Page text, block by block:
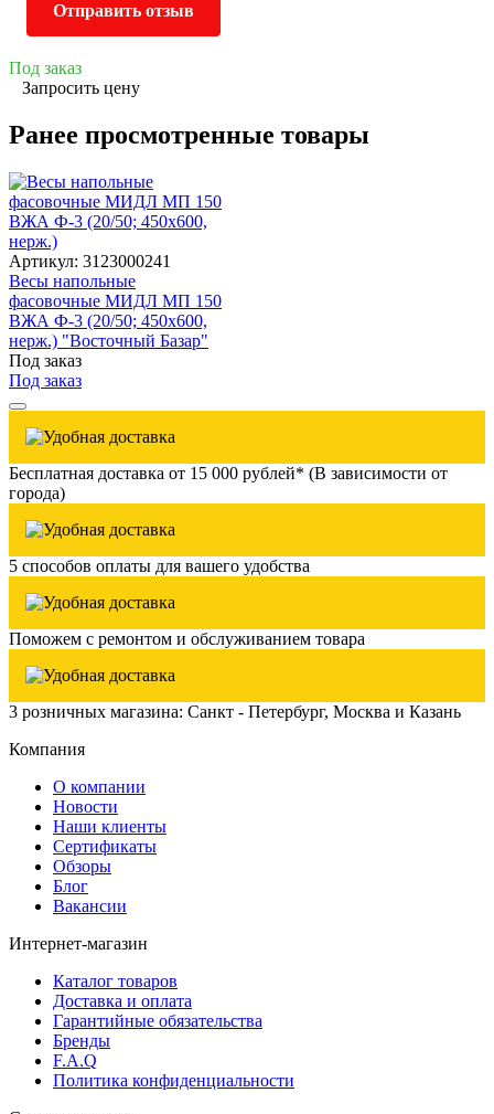
Отправить отзыв
Под заказ
Запросить цену
Ранее просмотренные товары
Артикул: 3123000241
Весы напольные
фасовочные МИДЛ МП 150
ВЖА Ф-3 (20/50; 450х600,
нерж.) "Восточный Базар"
Под заказ
Под заказ
Бесплатная доставка от 15 000 рублей* (В зависимости от
города)
5 способов оплаты для вашего удобства
Поможем с ремонтом и обслуживанием товара
3 розничных магазина: Санкт - Петербург, Москва и Казань
Компания
О компании
Новости
Наши клиенты
Сертификаты
Обзоры
Блог
Вакансии
Интернет-магазин
Каталог товаров
Доставка и оплата
Гарантийные обязательства
Бренды
F.A.Q
Политика конфиденциальности